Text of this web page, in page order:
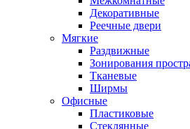
Декоративные
Реечные двери
Мягкие
Раздвижные
Зонирования
Тканевые
Ширмы
Офисные
Пластиковые
Стеклянные